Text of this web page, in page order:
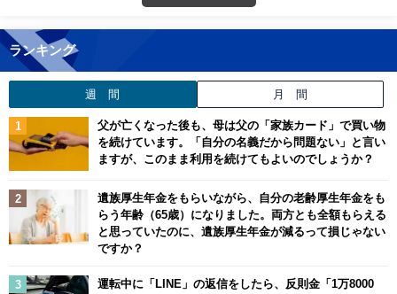
ランキング
週 間 月 間
父が亡くなった後も、母は父の「家族カード」で買い物
を続けています。「自分の名義だから問題ない」と言い
ますが、このまま利用を続けてもよいのでしょうか？
遺族厚生年金をもらいながら、自分の老齢厚生年金をも
らう年齢（65歳）になりました。両方とも全額もらえる
と思っていたのに、遺族厚生年金が減るって損じゃない
ですか？
運転中に「LINE」の返信をしたら、反則金「1万8000